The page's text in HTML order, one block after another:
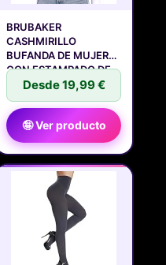
BRUBAKER
CASHMIRILLO
BUFANDA DE MUJER
CON ESTAMPADO DE
GATOS -
Desde 19,99 €
🤪 Ver producto